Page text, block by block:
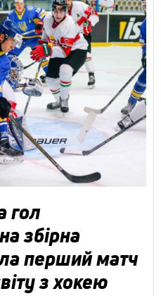
гол
збірна
перший матч
з хокею